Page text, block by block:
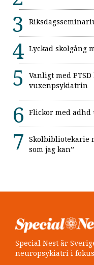
Lyckad skolgång
Vanligt med
vuxenpsykiatrin
Flickor med adhd
Skolbibliotekarie
som jag kan”
Special Nest är
neuropsykiatri i